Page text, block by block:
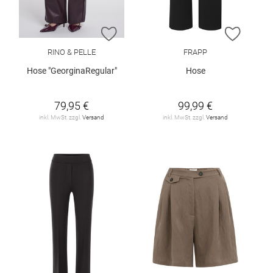
ZUR WUNSCHLISTE HINZUFÜGEN
RINO & PELLE
Hose "GeorginaRegular"
79,95 €
inkl. MwSt. zzgl. Versand
ZUR
FRAPP
Hose
99,99 €
inkl. MwSt. zzgl. Versand